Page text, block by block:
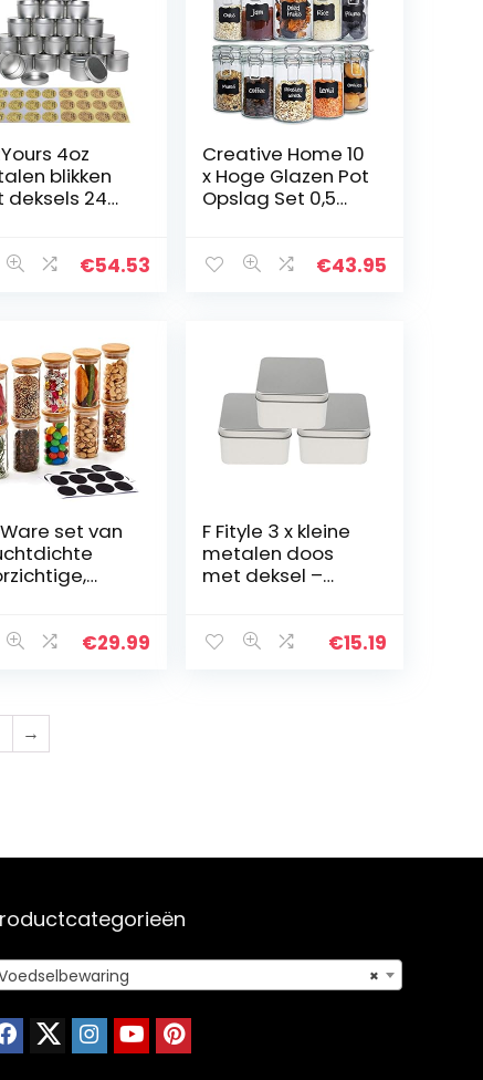
4oz
blikken
deksels 24
€54.53
Creative Home 10
x Hoge Glazen Pot
Opslag Set 0,5
Clip Bovenste
€43.95
set van
€29.99
F Fityle 3 x kleine
metalen doos
met deksel –
blik 2
€15.19
→
×